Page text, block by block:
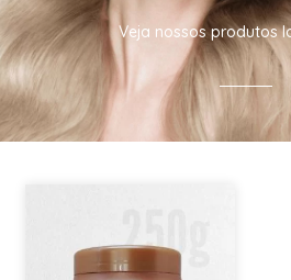
Veja nossos produtos